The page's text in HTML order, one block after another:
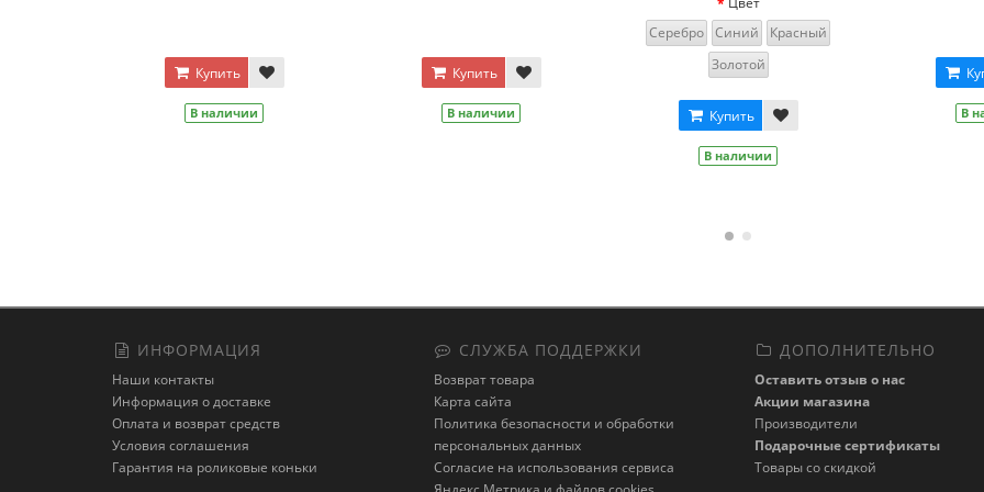
Оранжевый
В наличии
ИНФОРМАЦИЯ
Наши контакты
Информация о доставке
Оплата и возврат средств
Условия соглашения
Гарантия на роликовые коньки
СЛУЖБА ПОДДЕРЖКИ
Возврат товара
Карта сайта
Политика безопасности и обработки
персональных данных
Cогласие на использования сервиса
ДОПОЛНИТЕЛЬНО
Оставить отзыв о нас
Акции магазина
Производители
Подарочные сертификаты
Товары со скидкой